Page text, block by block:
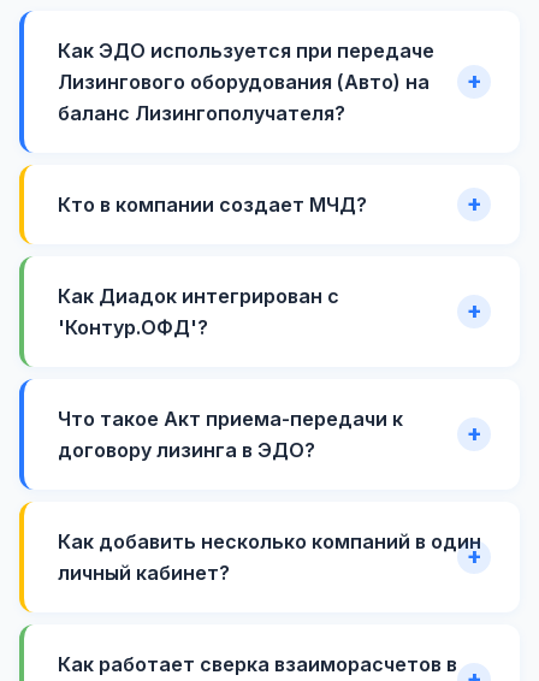
Как ЭДО используется при передаче
Лизингового оборудования (Авто) на
баланс Лизингополучателя?
Кто в компании создает МЧД?
Как Диадок интегрирован с
'Контур.ОФД'?
Что такое Акт приема-передачи к
договору лизинга в ЭДО?
Как добавить несколько компаний в один
личный кабинет?
Как работает сверка взаиморасчетов в